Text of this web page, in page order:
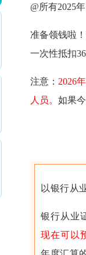
@所有2025
准备领钱啦
一次性抵扣
注意： 2026
人员。 如果
以银行从
银行从业
现在可以